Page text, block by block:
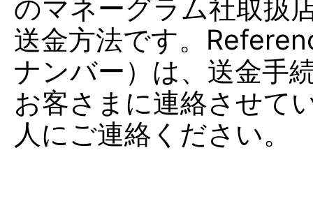
のマネーグラム社取扱
送金方法です。
ナンバー）は、送金手
お客さまに連絡させて
人にご連絡ください。